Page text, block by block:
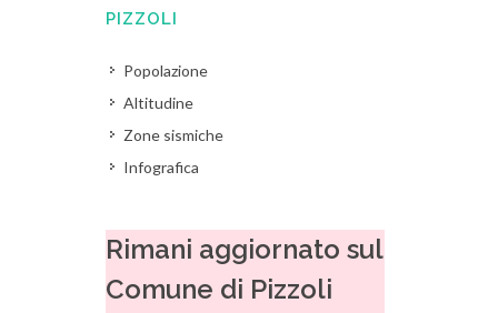
PIZZOLI
Popolazione
Altitudine
Zone sismiche
Infografica
Rimani aggiornato sul
Comune di Pizzoli